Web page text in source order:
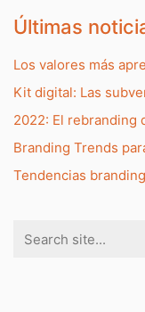
Últimas
Los valores más
Kit digital: Las
2022: El rebranding
Branding Trends
Tendencias
for: